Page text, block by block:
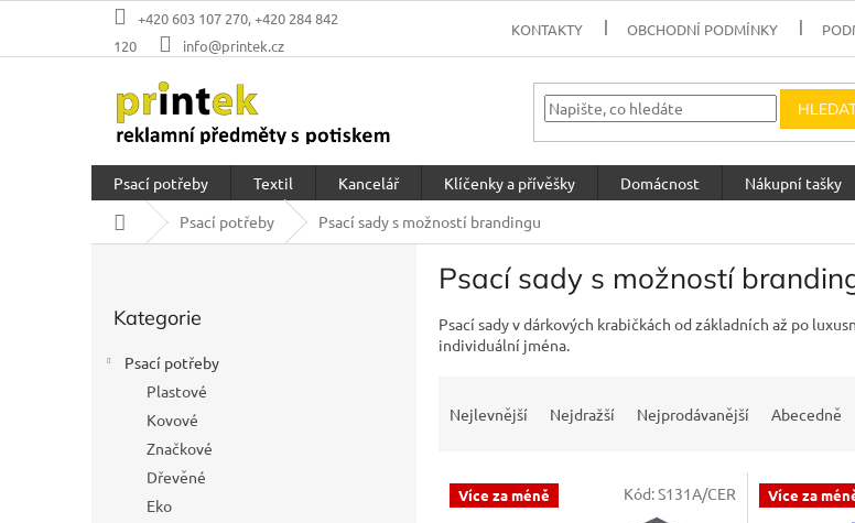
+420 603 107 270, +420 284 842
120
info@printek.cz
KONTAKTY OBCHODNÍ PODMÍNKY
Psací potřeby Textil Kancelář Klíčenky a přívěšky Domácnost Nákupní tašky
Domů
Psací potřeby Psací sady s možností brandingu
kategorie
Kategorie
Psací potřeby
Plastové
Kovové
Značkové
Dřevěné
Eko
Psací sady s možností
Psací sady v dárkových krabičkách od základních až po
individuální jména.
n
Nejlevnější Nejdražší Nejprodávanější Abecedně
V Více za méně Kód:S131A/CER Více za